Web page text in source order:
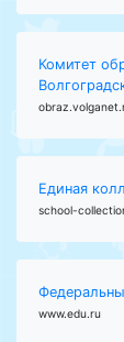
Комитет
Единая
school-
www.edu.ru